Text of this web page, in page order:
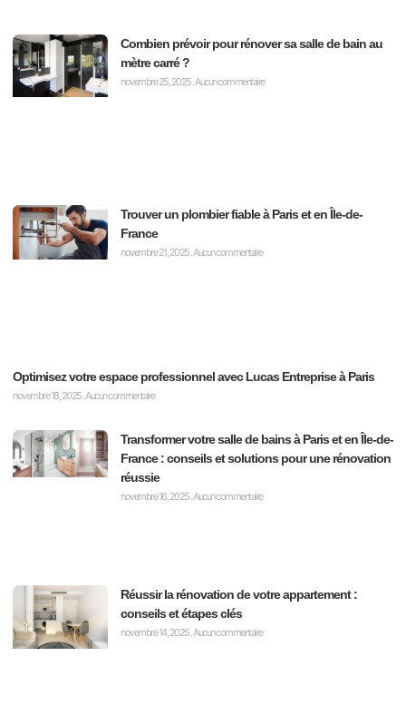
Combien prévoir pour rénover sa salle de bain au
mètre carré ?
novembre 25, 2025Aucun commentaire
Trouver un plombier fiable à Paris et en Île-de-
France
novembre 21, 2025Aucun commentaire
Optimisez votre espace professionnel avec Lucas Entreprise à Paris
novembre 18, 2025 Aucun commentaire
Transformer votre salle de bains à Paris et en Île-de-
France : conseils et solutions pour une rénovation
réussie
novembre 16, 2025 Aucun commentaire
Réussir la rénovation de votre appartement :
conseils et étapes clés
novembre 14, 2025Aucun commentaire